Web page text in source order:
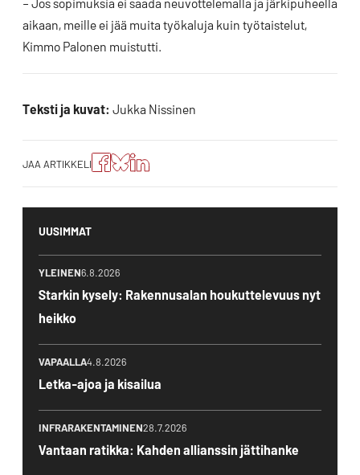
– Jos sopimuksia ei saada neuvottelemalla ja järkipuheella
aikaan, meille ei jää muita työkaluja kuin työtaistelut,
Kimmo Palonen muistutti.
Teksti ja kuvat: Jukka Nissinen
JAA ARTIKKELI
Jaa
artikkeli
Facebookissa
Jaa
artikkeli
Blueskyssa
Jako:
Jaa
artikkeli
LinkedIn:ssä
UUSIMMAT
YLEINEN6.8.2026
Starkin kysely: Rakennusalan houkuttelevuus nyt
heikko
VAPAALLA4.8.2026
Letka-ajoa ja kisailua
INFRARAKENTAMINEN28.7.2026
Vantaan ratikka: Kahden allianssin jättihanke